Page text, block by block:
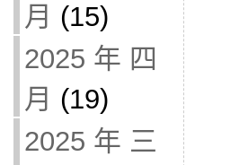
月 (15)
2025 年 四
月 (19)
2025 年 三